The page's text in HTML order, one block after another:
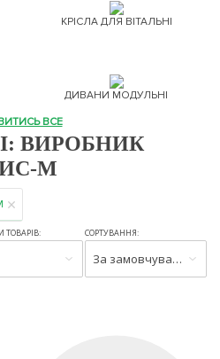
КРІСЛА ДЛЯ ВІТАЛЬНІ
ДИВАНИ МОДУЛЬНІ
ВСЕ
ВИРОБНИК
М
ТОВАРІВ: СОРТУВАННЯ:
За замовчуванням